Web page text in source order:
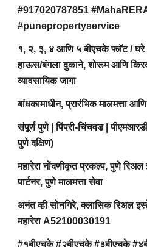
#917020787851
#punepropertyservice
१, २, ३, ४ आणि ५ बीएचके फ्लॅट / घरे /
हाऊस/बंगला दुकाने, शोरूम आणि
व्यावसायिक जागा
बांधकामाधीन, प्रारंभिक मालमत्ता
संपूर्ण पुणे | पिंपरी-चिंचवड |
पुणे दक्षिण)
महारेरा नोंदणीकृत प्रकल्प, पुणे
पार्टनर, पुणे मालमत्ता सेवा
अनंत व्ही सोनगिरे, क्लासिक रिअल
महारेरा A52100030191
#१बीएचके #२बीएचके #३बीएचके